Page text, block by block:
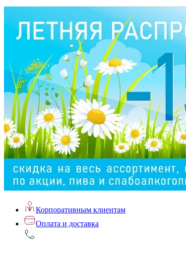
Корпоративным клиентам
Оплата и доставка